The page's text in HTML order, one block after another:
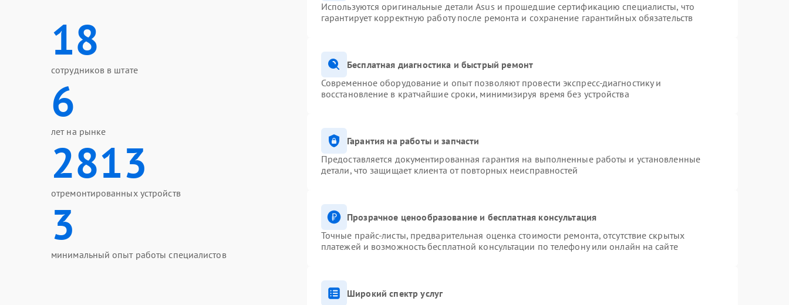
18
сотрудников в штате
6
лет на рынке
2813
отремонтированных устройств
3
минимальный опыт работы специалистов
Используются оригинальные детали Asus и прошедшие сертификацию специалисты, что
гарантирует корректную работу после ремонта и сохранение гарантийных обязательств
Бесплатная диагностика и быстрый ремонт
Современное оборудование и опыт позволяют провести экспресс-диагностику и
восстановление в кратчайшие сроки, минимизируя время без устройства
Гарантия на работы и запчасти
Предоставляется документированная гарантия на выполненные работы и установленные
детали, что защищает клиента от повторных неисправностей
Прозрачное ценообразование и бесплатная консультация
Точные прайс-листы, предварительная оценка стоимости ремонта, отсутствие скрытых
платежей и возможность бесплатной консультации по телефону или онлайн на сайте
Широкий спектр услуг